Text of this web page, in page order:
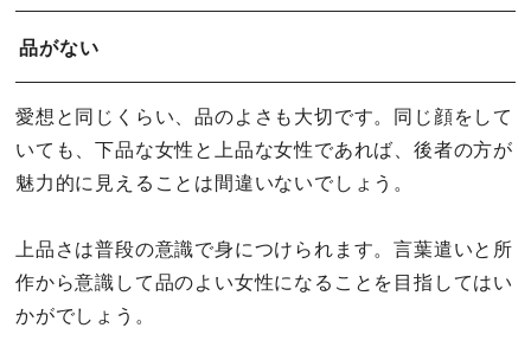
品がない
愛想と同じくらい、品のよさも大切です。同じ顔をして
いても、下品な女性と上品な女性であれば、後者の方が
魅力的に見えることは間違いないでしょう。
上品さは普段の意識で身につけられます。言葉遣いと所
作から意識して品のよい女性になることを目指してはい
かがでしょう。